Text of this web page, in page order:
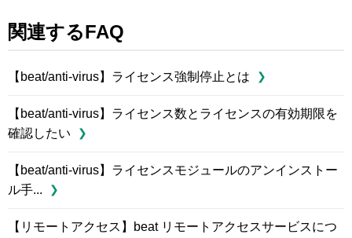
関連するFAQ
【beat/anti-virus】ライセンス強制停止とは
【beat/anti-virus】ライセンス数とライセンスの有効期限を
確認したい
【beat/anti-virus】ライセンスモジュールのアンインストー
ル手...
【リモートアクセス】beat リモートアクセスサービスにつ